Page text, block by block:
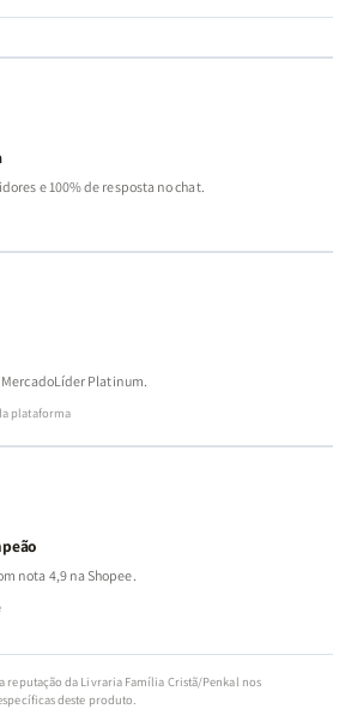
e 100% de resposta no chat.
Platinum.
plataforma
nota 4,9 na Shopee.
reputação da Livraria Família Cristã/Penkal nos
deste produto.